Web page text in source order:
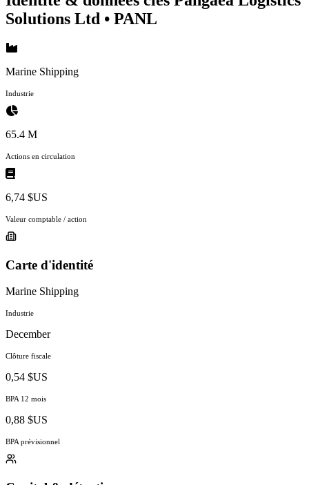
Solutions Ltd • PANL
Marine Shipping
Industrie
65.4 M
Actions en circulation
6,74 $US
Valeur comptable / action
Carte d'identité
Marine Shipping
Industrie
December
Clôture fiscale
0,54 $US
BPA 12 mois
0,88 $US
BPA prévisionnel